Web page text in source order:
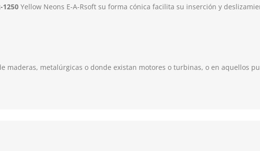
1250 Yellow Neons E-A-Rsoft su forma cónica facilita su inserción y
maderas, metalúrgicas o donde existan motores o turbinas, o en aquellos